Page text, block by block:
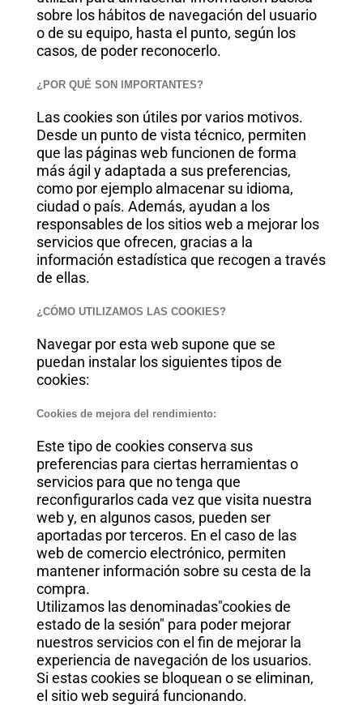
sobre los hábitos de navegación del usuario
o de su equipo, hasta el punto, según los
casos, de poder reconocerlo.
¿POR QUÉ SON IMPORTANTES?
Las cookies son útiles por varios motivos.
Desde un punto de vista técnico, permiten
que las páginas web funcionen de forma
más ágil y adaptada a sus preferencias,
como por ejemplo almacenar su idioma,
ciudad o país. Además, ayudan a los
responsables de los sitios web a mejorar los
servicios que ofrecen, gracias a la
información estadística que recogen a través
de ellas.
¿CÓMO UTILIZAMOS LAS COOKIES?
Navegar por esta web supone que se
puedan instalar los siguientes tipos de
cookies:
Cookies de mejora del rendimiento:
Este tipo de cookies conserva sus
preferencias para ciertas herramientas o
servicios para que no tenga que
reconfigurarlos cada vez que visita nuestra
web y, en algunos casos, pueden ser
aportadas por terceros. En el caso de las
web de comercio electrónico, permiten
mantener información sobre su cesta de la
compra.
Utilizamos las denominadas"cookies de
estado de la sesión" para poder mejorar
nuestros servicios con el fin de mejorar la
experiencia de navegación de los usuarios.
Si estas cookies se bloquean o se eliminan,
el sitio web seguirá funcionando.